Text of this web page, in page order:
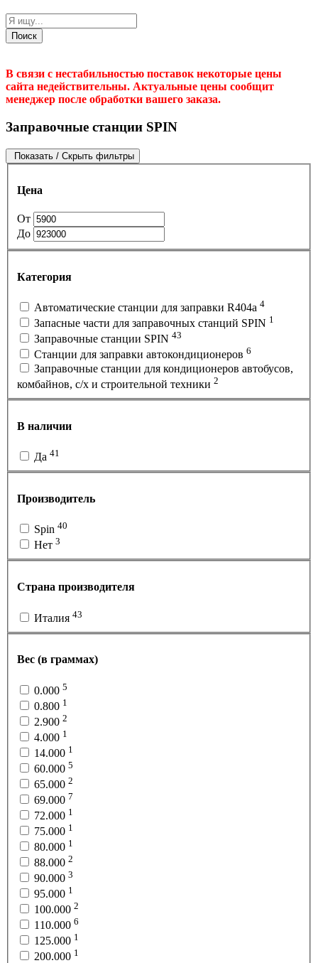
Поиск
В связи с нестабильностью поставок некоторые цены
сайта недействительны. Актуальные цены сообщит
менеджер после обработки вашего заказа.
Заправочные станции SPIN
Показать / Скрыть фильтры
Цена
От
До
Категория
Автоматические станции для заправки R404a 4
Запасные части для заправочных станций SPIN 1
Заправочные станции SPIN 43
Станции для заправки автокондиционеров 6
Заправочные станции для кондиционеров автобусов,
комбайнов, с/х и строительной техники 2
В наличии
Да 41
Производитель
Spin 40
Нет 3
Страна производителя
Италия 43
Вес (в граммах)
0.000 5
0.800 1
2.900 2
4.000 1
14.000 1
60.000 5
65.000 2
69.000 7
72.000 1
75.000 1
80.000 1
88.000 2
90.000 3
95.000 1
100.000 2
110.000 6
125.000 1
200.000 1